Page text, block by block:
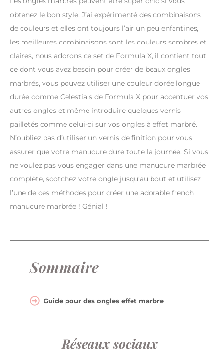
obtenez le bon style. J’ai expérimenté des combinaisons
de couleurs et elles ont toujours l’air un peu enfantines,
les meilleures combinaisons sont les couleurs sombres et
claires, nous adorons ce set de Formula X, il contient tout
ce dont vous avez besoin pour créer de beaux ongles
marbrés, vous pouvez utiliser une couleur dorée longue
durée comme Celestials de Formula X pour accentuer vos
autres ongles et même introduire quelques vernis
pailletés comme celui-ci sur vos ongles à effet marbré.
N’oubliez pas d’utiliser un vernis de finition pour vous
assurer que votre manucure dure toute la journée. Si vous
ne voulez pas vous engager dans une manucure marbrée
complète, scotchez votre ongle jusqu’au bout et utilisez
l’une de ces méthodes pour créer une adorable french
manucure marbrée ! Génial !
Sommaire
Guide pour des ongles effet marbre
Réseaux sociaux